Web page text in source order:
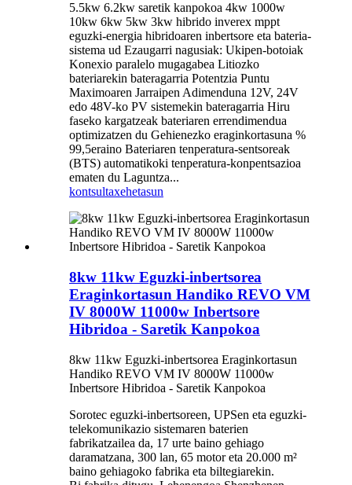
5.5kw 6.2kw saretik kanpokoa 4kw 1000w
10kw 6kw 5kw 3kw hibrido inverex mppt
eguzki-energia hibridoaren inbertsore eta bateria-
sistema ud Ezaugarri nagusiak: Ukipen-botoiak
Konexio paralelo mugagabea Litiozko
bateriarekin bateragarria Potentzia Puntu
Maximoaren Jarraipen Adimenduna 12V, 24V
edo 48V-ko PV sistemekin bateragarria Hiru
faseko kargatzeak bateriaren errendimendua
optimizatzen du Gehienezko eraginkortasuna %
99,5eraino Bateriaren tenperatura-sentsoreak
(BTS) automatikoki tenperatura-konpentsazioa
ematen du Laguntza...
kontsultaxehetasun
8kw 11kw Eguzki-inbertsorea
Eraginkortasun Handiko REVO VM
IV 8000W 11000w Inbertsore
Hibridoa - Saretik Kanpokoa
8kw 11kw Eguzki-inbertsorea Eraginkortasun
Handiko REVO VM IV 8000W 11000w
Inbertsore Hibridoa - Saretik Kanpokoa
Sorotec eguzki-inbertsoreen, UPSen eta eguzki-
telekomunikazio sistemaren baterien
fabrikatzailea da, 17 urte baino gehiago
daramatzana, 300 lan, 65 motor eta 20.000 m²
baino gehiagoko fabrika eta biltegiarekin.